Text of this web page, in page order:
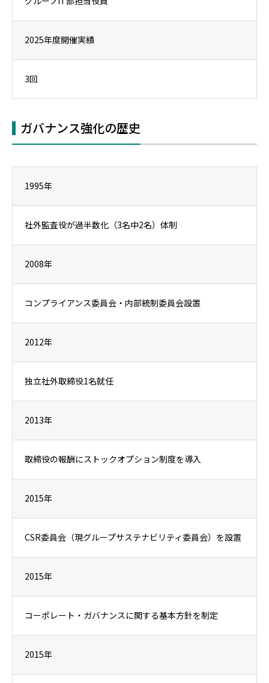
2025年度開催実績
3回
ガバナンス強化の歴史
1995年
社外監査役が過半数化（3名中2名）体制
2008年
コンプライアンス委員会・内部統制委員会設置
2012年
独立社外取締役1名就任
2013年
取締役の報酬にストックオプション制度を導入
2015年
CSR委員会（現グループサステナビリティ委員会）を設置
2015年
コーポレート・ガバナンスに関する基本方針を制定
2015年